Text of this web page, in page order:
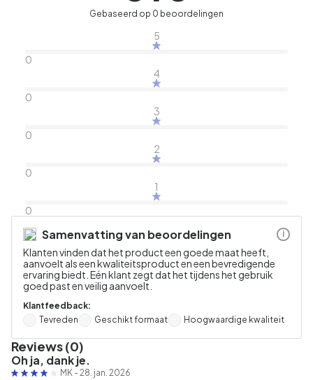
Gebaseerd op 0 beoordelingen
5
0
4
0
3
0
2
0
1
0
Samenvatting van beoordelingen
Klanten vinden dat het product een goede maat heeft,
aanvoelt als een kwaliteitsproduct en een bevredigende
ervaring biedt. Eén klant zegt dat het tijdens het gebruik
goed past en veilig aanvoelt.
Klantfeedback:
Tevreden
Geschikt formaat Hoogwaardige kwaliteit
i
Reviews (0)
Oh ja, dank je.
MK - 28. jan. 2026